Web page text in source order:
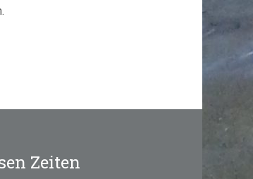
Zeiten